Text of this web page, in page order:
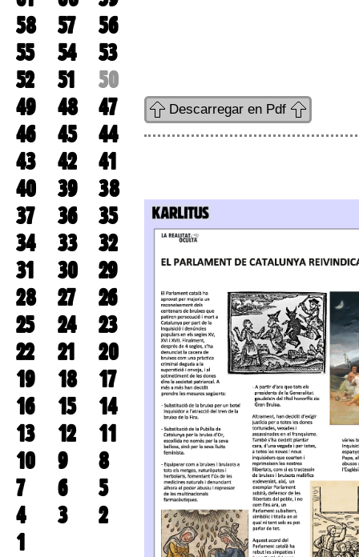
58
57
56
55
54
53
52
51
50
49
48
47
46
45
44
43
42
41
40
39
38
37
36
35
34
33
32
31
30
29
28
27
26
25
24
23
22
21
20
19
18
17
16
15
14
13
12
11
10
9
8
7
6
5
4
3
2
1
Descarregar en Pdf